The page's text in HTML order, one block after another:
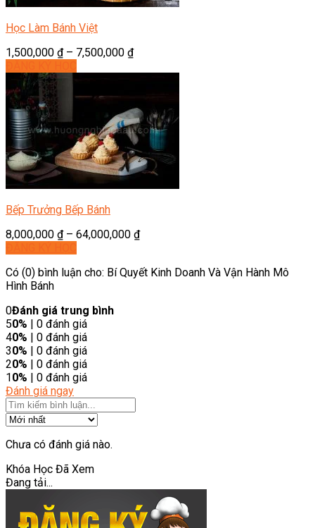
Học Làm Bánh Việt
1,500,000 ₫– 7,500,000 ₫
Bếp Trưởng Bếp Bánh
8,000,000 ₫– 64,000,000 ₫
Có (0) bình luận cho: Bí Quyết Kinh Doanh Và Vận Hành Mô
Hình Bánh
0Đánh giá trung bình
50% | 0 đánh giá
40% | 0 đánh giá
30% | 0 đánh giá
20% | 0 đánh giá
10% | 0 đánh giá
Đánh giá ngay
Chưa có đánh giá nào.
Khóa Học Đã Xem
Đang tải...